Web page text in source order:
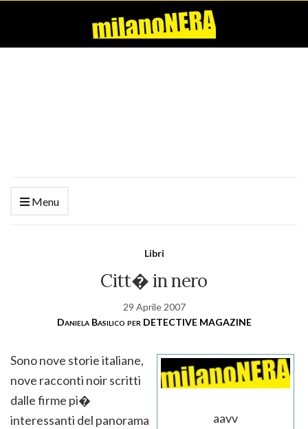
Menu
Libri
Citt� in nero
29 Aprile 2007
Daniela Basilico per DETECTIVE MAGAZINE
aavv
Sono nove storie italiane,
nove racconti noir scritti
dalle firme pi�
interessanti del panorama